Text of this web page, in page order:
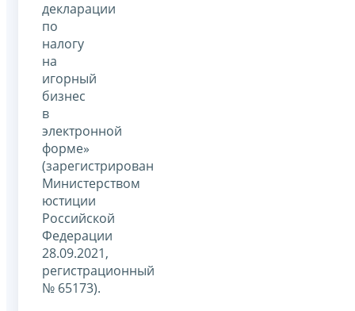
декларации
по
налогу
на
игорный
бизнес
в
электронной
форме»
(зарегистрирован
Министерством
юстиции
Российской
Федерации
28.09.2021,
регистрационный
№ 65173).